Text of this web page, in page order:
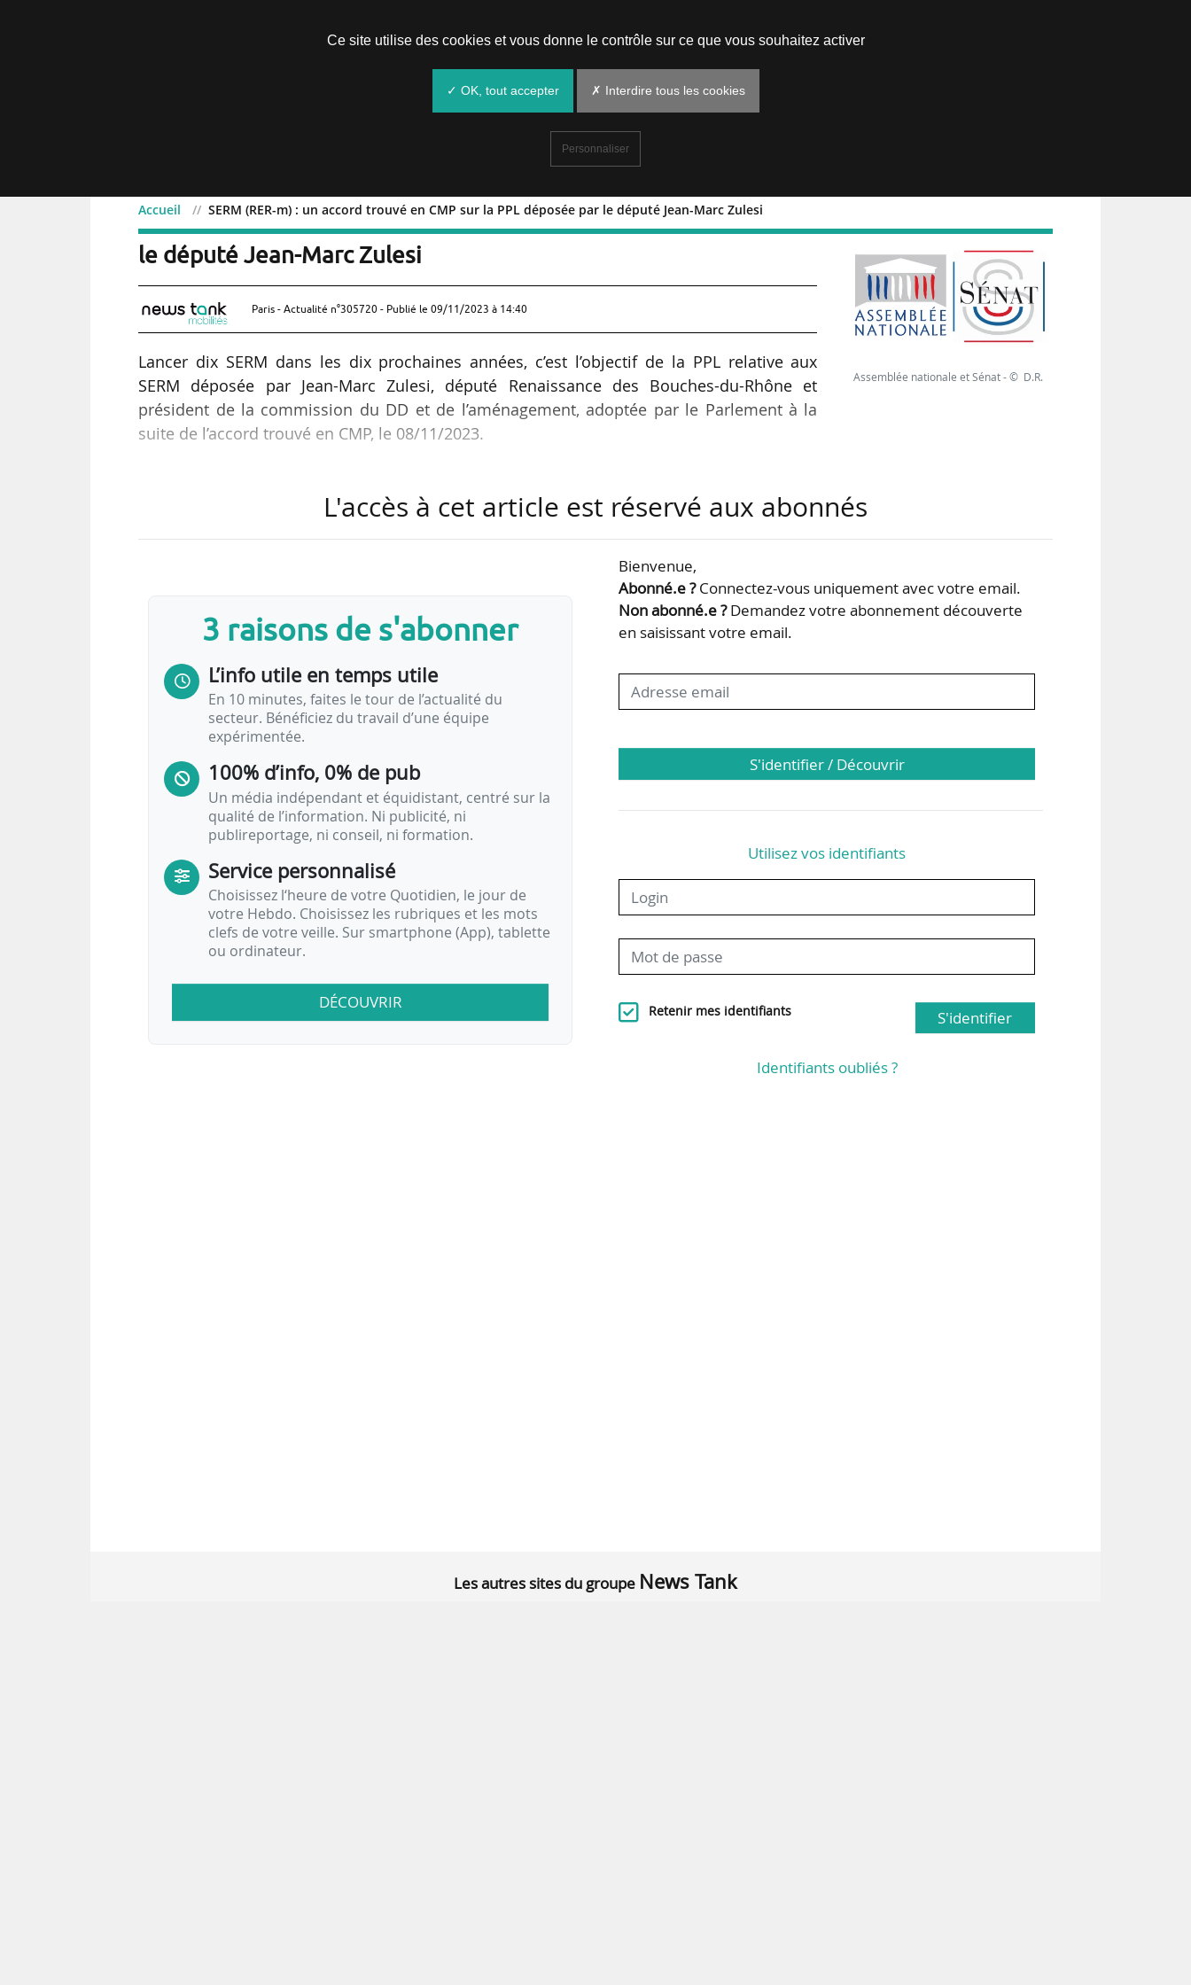
Accueil SERM (RER-m) : un accord trouvé en CMP sur la PPL déposée par le député Jean-Marc Zulesi
SERM (RER-m) : un accord trouvé en CMP sur la PPL déposée par
le député Jean-Marc Zulesi
Paris - Actualité n°305720 - Publié le 09/11/2023 à 14:40
Lancer dix SERM dans les dix prochaines années, c’est l’objectif de la PPL relative aux
SERM déposée par Jean-Marc Zulesi, député Renaissance des Bouches-du-Rhône et
président de la commission du DD et de l’aménagement, adoptée par le Parlement à la
suite de l’accord trouvé en CMP, le 08/11/2023.
aux modifications et améliorations suivantes :
• un accord sur les compétences de la SGP dans le cadre des futurs SERM ;
• le maintien de l’intégration du covoiturage et des réseaux cyclables dans la définition des
SERM, de la concertation des départements dans les projets, et de la conférence nationale
Assemblée nationale et Sénat - © D.R.
L'accès à cet article est réservé aux abonnés
3 raisons de s'abonner
L’info utile en temps utile
En 10 minutes, faites le tour de l’actualité du
secteur. Bénéficiez du travail d’une équipe
expérimentée.
100% d’info, 0% de pub
Un média indépendant et équidistant, centré sur la
qualité de l’information. Ni publicité, ni
publireportage, ni conseil, ni formation.
Service personnalisé
Choisissez l‘heure de votre Quotidien, le jour de
votre Hebdo. Choisissez les rubriques et les mots
clefs de votre veille. Sur smartphone (App), tablette
ou ordinateur.
DÉCOUVRIR
Bienvenue,
Abonné.e ?Connectez-vous uniquement avec votre email.
Non abonné.e ?Demandez votre abonnement découverte
en saisissant votre email.
S'identifier / Découvrir
Utilisez vos identifiants
Retenir mes identifiants S'identifier
Identifiants oubliés ?
Les autres sites du groupe News Tank
Ce site utilise des cookies et vous donne le contrôle sur ce que vous souhaitez activer
✓ OK, tout accepter ✗ Interdire tous les cookies
Personnaliser